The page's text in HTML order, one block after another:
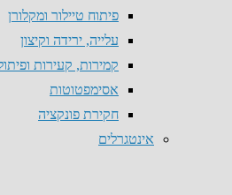
פיתוח טיילור ומקלורן
עלייה, ירידה וקיצון
קמירות, קעירות
אסימפטוטות
חקירת פונקציה
אינטגרלים